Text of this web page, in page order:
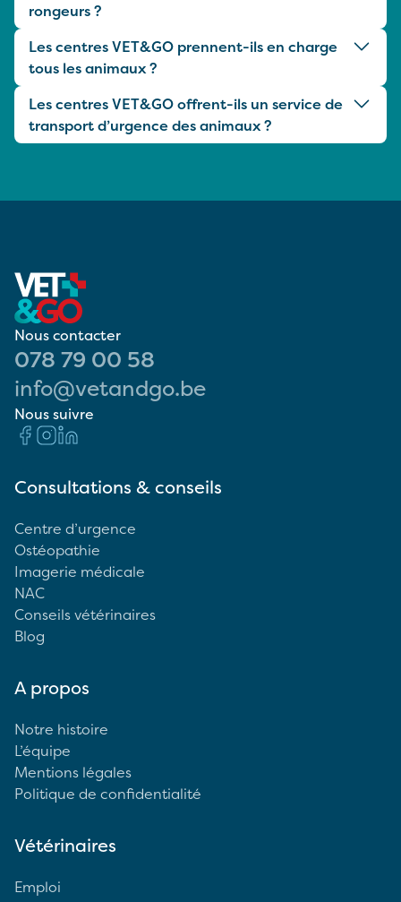
rongeurs ?
Les centres VET&GO prennent-ils en charge
tous les animaux ?
Les centres VET&GO offrent-ils un service de
transport d’urgence des animaux ?
Nous contacter
078 79 00 58
info@vetandgo.be
Nous suivre
Consultations & conseils
Centre d’urgence
Ostéopathie
Imagerie médicale
NAC
Conseils vétérinaires
Blog
A propos
Notre histoire
L’équipe
Mentions légales
Politique de confidentialité
Vétérinaires
Emploi